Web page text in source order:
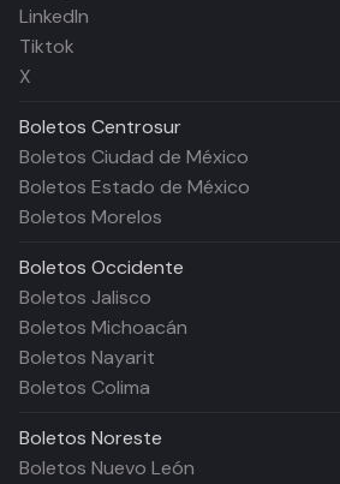
LinkedIn
Tiktok
X
Boletos Centrosur
Boletos Ciudad de México
Boletos Estado de México
Boletos Morelos
Boletos Occidente
Boletos Jalisco
Boletos Michoacán
Boletos Nayarit
Boletos Colima
Boletos Noreste
Boletos Nuevo León